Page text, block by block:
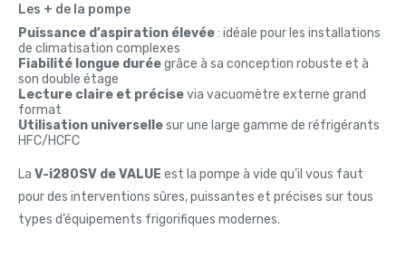
Les + de la pompe
Puissance d’aspiration élevée: idéale pour les installations
de climatisation complexes
Fiabilité longue duréegrâce à sa conception robuste et à
son double étage
Lecture claire et précisevia vacuomètre externe grand
format
Utilisation universellesur une large gamme de réfrigérants
HFC/HCFC
La V-i280SV de VALUE est la pompe à vide qu’il vous faut
pour des interventions sûres, puissantes et précises sur tous
types d’équipements frigorifiques modernes.